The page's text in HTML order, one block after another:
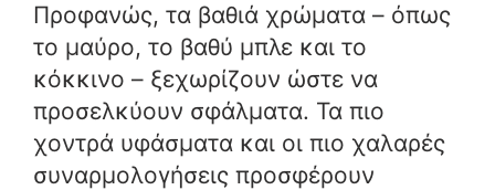
Προφανώς, τα βαθιά χρώματα – όπως
το μαύρο, το βαθύ μπλε και το
κόκκινο – ξεχωρίζουν ώστε να
προσελκύουν σφάλματα. Τα πιο
χοντρά υφάσματα και οι πιο χαλαρές
συναρμολογήσεις προσφέρουν